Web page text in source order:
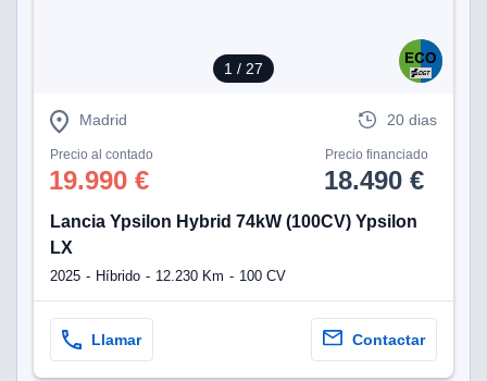
1 / 27
Madrid 20 dias
Precio al contado
19.990 €
Precio financiado
18.490 €
Lancia Ypsilon Hybrid 74kW (100CV) Ypsilon
LX
2025 Híbrido 12.230 Km 100 CV
Llamar Contactar